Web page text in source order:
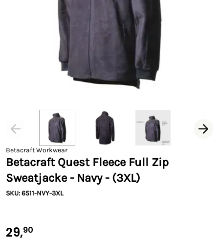
Betacraft Workwear
Betacraft Quest Fleece Full Zip
Sweatjacke - Navy - (3XL)
SKU: 6511-NVY-3XL
29,90